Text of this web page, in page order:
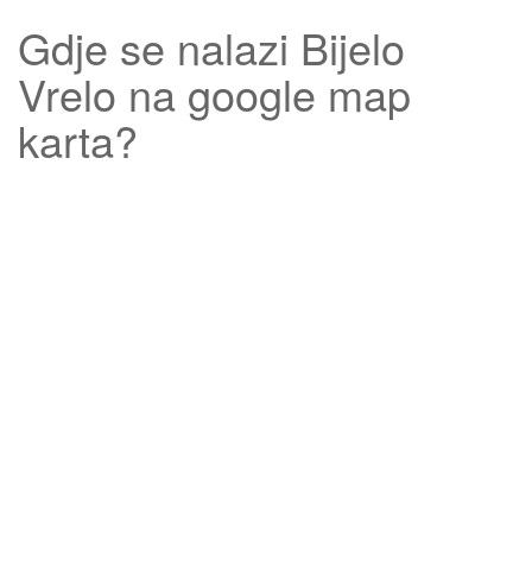
Gdje se nalazi Bijelo
Vrelo na google map
karta?